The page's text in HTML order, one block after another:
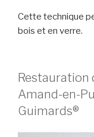
Cette technique
bois et en verre.
Restauration
Amand-en-
Guimards®